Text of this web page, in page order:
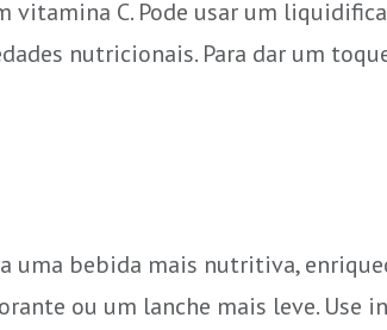
C. Pode usar um
nutricionais. Para dar um
bebida mais nutritiva,
ou um lanche mais leve. Use